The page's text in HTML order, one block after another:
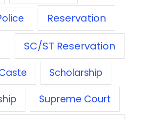
Reservation
SC/ST Reservation
Scholarship
Supreme Court